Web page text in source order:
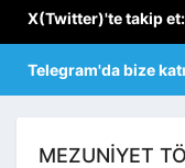
X(Twitter)'te takip et:
Telegram'da bize
MEZUNIYET